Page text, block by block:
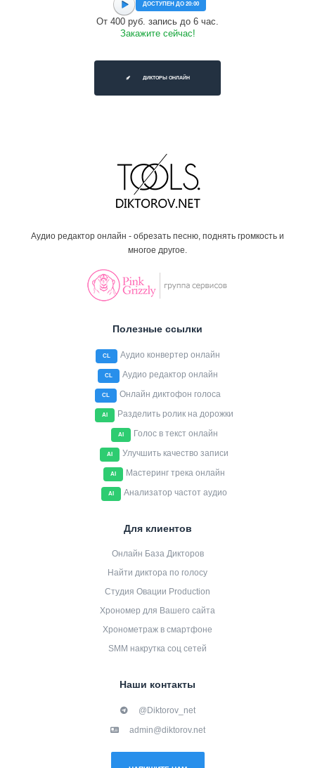
ДОСТУПЕН ДО 20:00
От 400 руб. запись до 6 час.
Закажите сейчас!
ДИКТОРЫ ОНЛАЙН
Аудио редактор онлайн - обрезать песню, поднять громкость и
многое другое.
Полезные ссылки
CL Аудио конвертер онлайн
CL Аудио редактор онлайн
CL Онлайн диктофон голоса
AI Разделить ролик на дорожки
AI Голос в текст онлайн
AI Улучшить качество записи
AI Мастеринг трека онлайн
AI Анализатор частот аудио
Для клиентов
Онлайн База Дикторов
Найти диктора по голосу
Студия Овации Production
Хрономер для Вашего сайта
Хронометраж в смартфоне
SMM накрутка соц сетей
Наши контакты
@Diktorov_net
admin@diktorov.net